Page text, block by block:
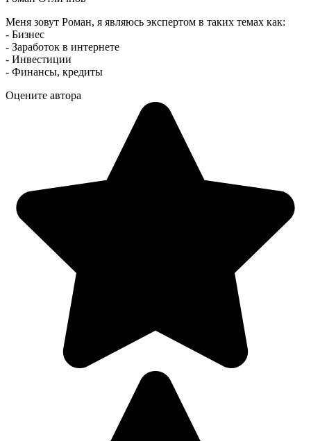
Меня зовут Роман, я являюсь экспертом в таких темах как:
- Бизнес
- Заработок в интернете
- Инвестиции
- Финансы, кредиты
Оцените автора